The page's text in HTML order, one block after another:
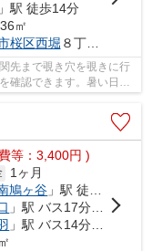
駅 徒歩14分
㎡
桜区西堀 ８丁目２３-５
先まで覗き穴を覗きに行
確認できます。暑い日で
等：3,400円 )
1ヶ月
鳩ヶ谷 」駅 徒歩2分
」駅 バス17分 「南鳩ケ谷（バス）」 停歩3分
」駅 バス14分 「南鳩ヶ谷駅」 停歩4分